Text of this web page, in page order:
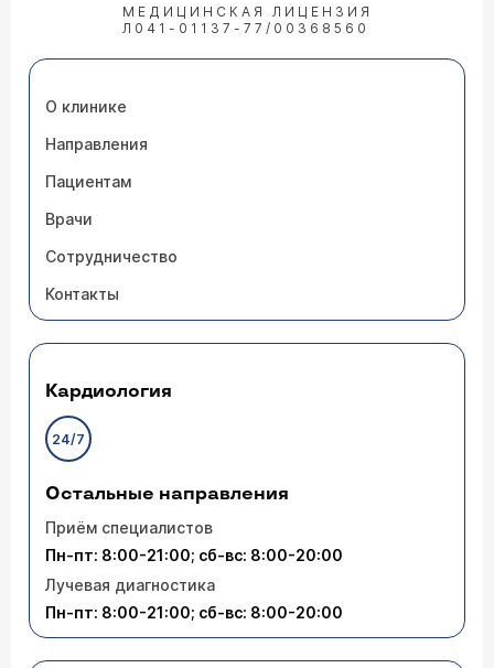
МЕДИЦИНСКАЯ ЛИЦЕНЗИЯ
Л041-01137-77/00368560
О клинике
Направления
Пациентам
Врачи
Сотрудничество
Контакты
Кардиология
24/7
Остальные направления
Приём специалистов
Пн-пт: 8:00-21:00; сб-вс: 8:00-20:00
Лучевая диагностика
Пн-пт: 8:00-21:00; сб-вс: 8:00-20:00